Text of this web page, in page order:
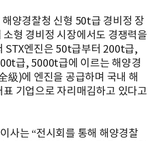
양경찰청 신형 50t급 경비정 장
형 경비정 시장에서도 경쟁력을
STX엔진은 50t급부터 200t급,
급, 5000t급에 이르는 해양경
級)에 엔진을 공급하며 국내 해
기업으로 자리매김하고 있다고
사는 “전시회를 통해 해양경찰